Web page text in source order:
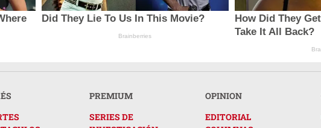
Did They Lie To Us In This Movie?
Brainberries
How Did They
Take It All Back?
PREMIUM
SERIES DE
OPINION
EDITORIAL